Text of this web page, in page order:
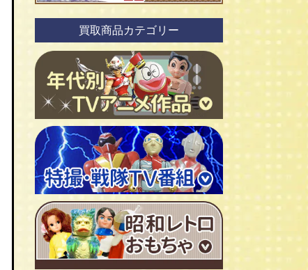
買取商品カテゴリー
ＴＶアニメ作品 1960年代
ＴＶアニメ作品 1970年代
ＴＶアニメ作品 1980年代
特撮・戦隊 TV番組 1960年代